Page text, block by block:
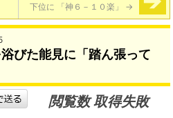
下位に 「神６－１０楽」 →
びた能見に「踏ん張って
閲覧数 取得失敗